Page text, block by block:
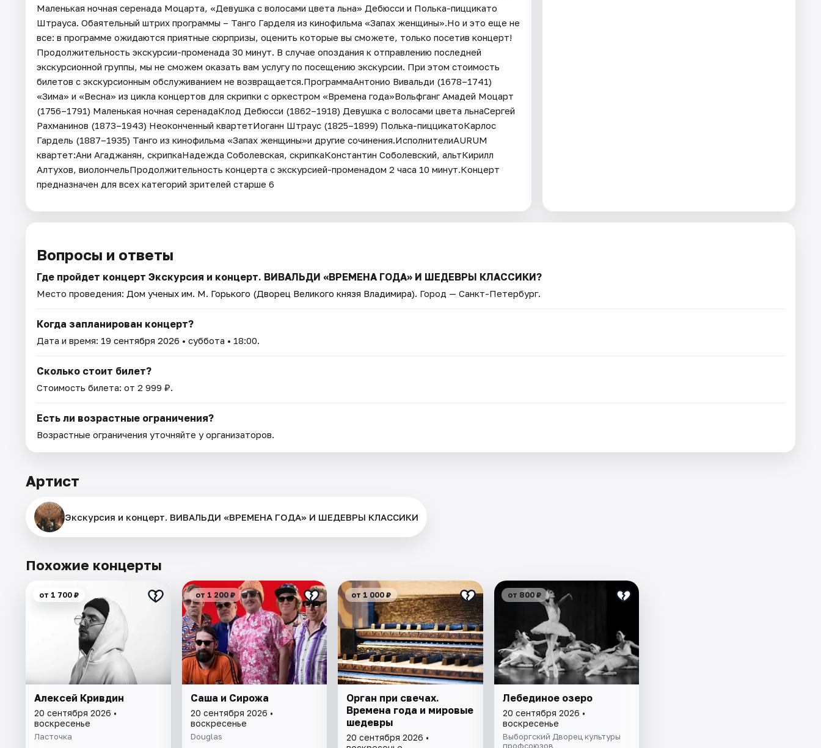
Маленькая ночная серенада Моцарта, «Девушка с волосами цвета льна» Дебюсси и Полька-пиццикато
Штрауса. Обаятельный штрих программы – Танго Гарделя из кинофильма «Запах женщины».Но и это еще не
все: в программе ожидаются приятные сюрпризы, оценить которые вы сможете, только посетив концерт!
Продолжительность экскурсии-променада 30 минут. В случае опоздания к отправлению последней
экскурсионной группы, мы не сможем оказать вам услугу по посещению экскурсии. При этом стоимость
билетов с экскурсионным обслуживанием не возвращается.ПрограммаАнтонио Вивальди (1678–1741)
«Зима» и «Весна» из цикла концертов для скрипки с оркестром «Времена года»Вольфганг Амадей Моцарт
(1756–1791) Маленькая ночная серенадаКлод Дебюсси (1862–1918) Девушка с волосами цвета льнаСергей
Рахманинов (1873–1943) Неоконченный квартетИоганн Штраус (1825–1899) Полька-пиццикатоКарлос
Гардель (1887–1935) Танго из кинофильма «Запах женщины»и другие сочинения.ИсполнителиAURUM
квартет:Ани Агаджанян, скрипкаНадежда Соболевская, скрипкаКонстантин Соболевский, альтКирилл
Алтухов, виолончельПродолжительность концерта с экскурсией-променадом 2 часа 10 минут.Концерт
предназначен для всех категорий зрителей старше 6
Вопросы и ответы
Где пройдет концерт Экскурсия и концерт. ВИВАЛЬДИ «ВРЕМЕНА ГОДА» И ШЕДЕВРЫ КЛАССИКИ?
Место проведения: Дом ученых им. М. Горького (Дворец Великого князя Владимира). Город — Санкт-Петербург.
Когда запланирован концерт?
Дата и время: 19 сентября 2026 • суббота • 18:00.
Сколько стоит билет?
Стоимость билета: от 2 999 ₽.
Есть ли возрастные ограничения?
Возрастные ограничения уточняйте у организаторов.
Артист
Экскурсия и концерт. ВИВАЛЬДИ «ВРЕМЕНА ГОДА» И ШЕДЕВРЫ КЛАССИКИ
Похожие концерты
от 1 700 ₽
Алексей Кривдин
20 сентября 2026 •
воскресенье
Ласточка
от 1 200 ₽
Саша и Сирожа
20 сентября 2026 •
воскресенье
Douglas
от 1 000 ₽
Орган при свечах.
Времена года и мировые
шедевры
20 сентября 2026 •
от 800 ₽
Лебединое озеро
20 сентября 2026 •
воскресенье
Выборгский Дворец культуры
профсоюзов